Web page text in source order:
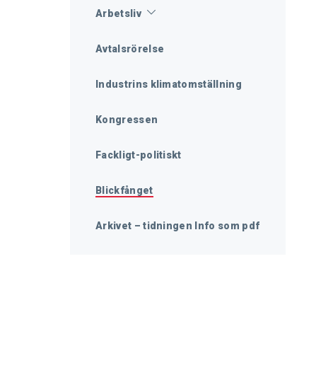
Arbetsliv
Avtalsrörelse
Industrins klimatomställning
Kongressen
Fackligt-politiskt
Blickfånget
Arkivet – tidningen Info som pdf